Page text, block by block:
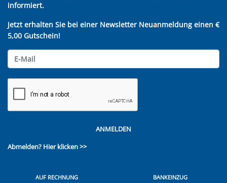
informiert.
Jetzt erhalten Sie bei einer Newsletter Neuanmeldung einen €
5,00 Gutschein!
ANMELDEN
Abmelden? Hier klicken >>
AUF RECHNUNG BANKEINZUG